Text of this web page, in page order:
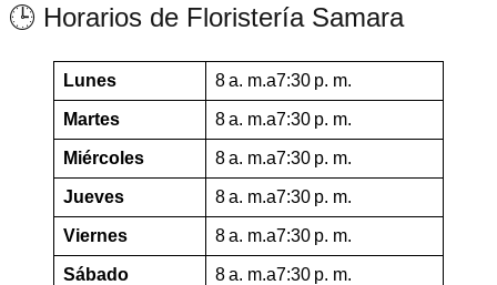
🕒 Horarios de Floristería Samara
Lunes 8 a. m.a7:30 p. m.
Martes 8 a. m.a7:30 p. m.
Miércoles 8 a. m.a7:30 p. m.
Jueves 8 a. m.a7:30 p. m.
Viernes 8 a. m.a7:30 p. m.
Sábado 8 a. m.a7:30 p. m.